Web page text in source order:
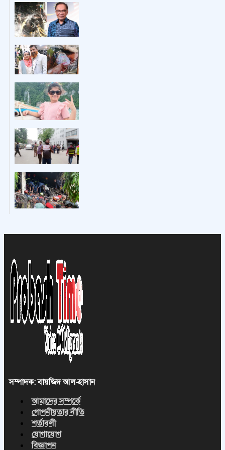
সম্পাদক: বায়জিদ আল-হাসান
আমাদের সম্পর্কে
গোপনীয়তার নীতি
শর্তাবলী
যোগাযোগ
বিজ্ঞাপন